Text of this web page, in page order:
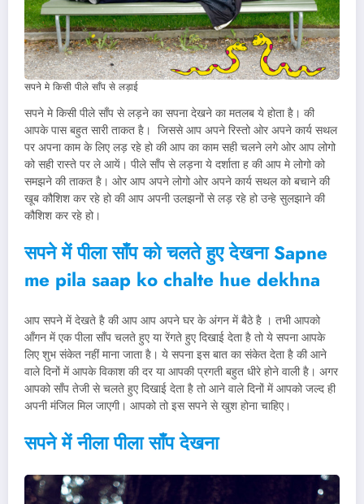
सपने मे किसी पीले साँप से लड़ाई
सपने मे किसी पीले साँप से लड़ने का सपना देखने का मतलब ये होता है। की
आपके पास बहुत सारी ताकत है। जिससे आप अपने रिस्तो ओर अपने कार्य सथल
पर अपना काम के लिए लड़ रहे हो की आप का काम सही चलने लगे ओर आप लोगो
को सही रास्ते पर ले आयें। पीले साँप से लड़ना ये दर्शाता ह की आप मे लोगो को
समझने की ताकत है। ओर आप अपने लोगो ओर अपने कार्य सथल को बचाने की
खूब कौशिश कर रहे हो की आप अपनी उलझनों से लड़ रहे हो उन्हे सुलझाने की
कौशिश कर रहे हो।
सपने में पीला साँप को चलते हुए देखना Sapne
me pila saap ko chalte hue dekhna
आप सपने में देखते है की आप आप अपने घर के अंगन में बैठे है । तभी आपको
आँगन में एक पीला साँप चलते हुए या रेंगते हुए दिखाई देता है तो ये सपना आपके
लिए शुभ संकेत नहीं माना जाता है। ये सपना इस बात का संकेत देता है की आने
वाले दिनों में आपके विकाश की दर या आपकी प्रगती बहुत धीरे होने वाली है। अगर
आपको साँप तेजी से चलते हुए दिखाई देता है तो आने वाले दिनों में आपको जल्द ही
अपनी मंजिल मिल जाएगी। आपको तो इस सपने से खुश होना चाहिए।
सपने में नीला पीला साँप देखना